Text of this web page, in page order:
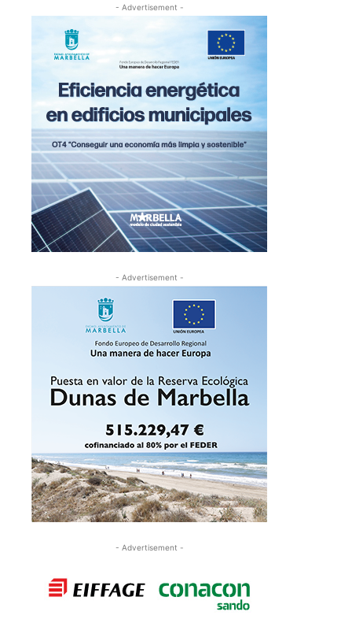
- Advertisement -
- Advertisement -
- Advertisement -